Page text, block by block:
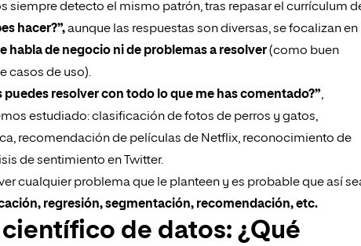
siempre detecto el mismo patrón, tras repasar el currículum
hacer?”,aunque las respuestas son diversas, se focalizan en
habla de negocio ni de problemas a resolver(como buen
casos de uso).
puedes resolver con todo lo que me has comentado?”,
estudiado: clasificación de fotos de perros y gatos,
recomendación de películas de Netflix, reconocimiento de
de sentimiento en Twitter.
cualquier problema que le planteen y es probable que así
regresión, segmentación, recomendación, etc.
de datos: ¿Qué